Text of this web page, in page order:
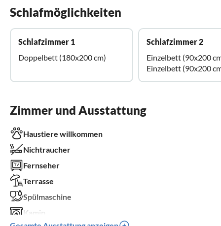
Schlafmöglichkeiten
Schlafzimmer 1
Doppelbett (180x200 cm)
Schlafzimmer 2
Einzelbett (90x200
Einzelbett (90x200
Zimmer und Ausstattung
Haustiere willkommen
Nichtraucher
Fernseher
Terrasse
Spülmaschine
Kamin